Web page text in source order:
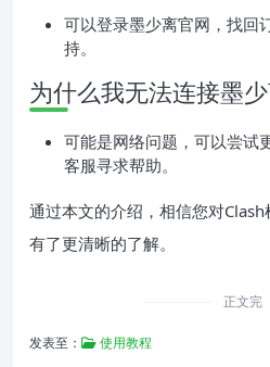
可以登录墨少离官网，找回
持。
为什么我无法连接墨
可能是网络问题，可以尝试
客服寻求帮助。
通过本文的介绍，相信您对
有了更清晰的了解。
正文完
发表至： 使用教程